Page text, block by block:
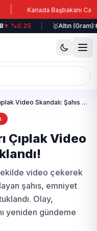
Kanada Başbakanı Carney:
| Altın (Gram):
Bursa'da Camide Yarı Çıplak Video Skandalı: Şahıs Tutuklandı!
Çıplak Video
video çekerek
şahıs, emniyet
Olay,
yeniden gündeme